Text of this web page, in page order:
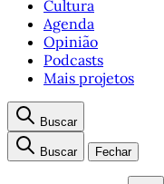
Cultura
Agenda
Opinião
Podcasts
Mais projetos
Buscar
Buscar Fechar